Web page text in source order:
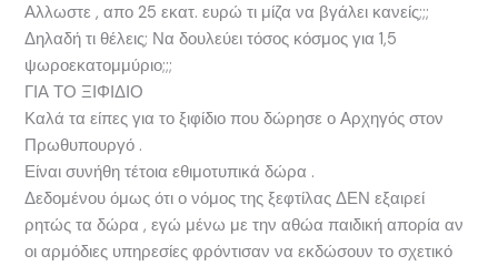
Αλλωστε , απο 25 εκατ. ευρώ τι μίζα να βγάλει κανείς;;;
Δηλαδή τι θέλεις; Να δουλεύει τόσος κόσμος για 1,5
ψωροεκατομμύριο;;;
ΓΙΑ ΤΟ ΞΙΦΙΔΙΟ
Καλά τα είπες για το ξιφίδιο που δώρησε ο Αρχηγός στον
Πρωθυπουργό .
Είναι συνήθη τέτοια εθιμοτυπικά δώρα .
Δεδομένου όμως ότι ο νόμος της ξεφτίλας ΔΕΝ εξαιρεί
ρητώς τα δώρα , εγώ μένω με την αθώα παιδική απορία αν
οι αρμόδιες υπηρεσίες φρόντισαν να εκδώσουν το σχετικό